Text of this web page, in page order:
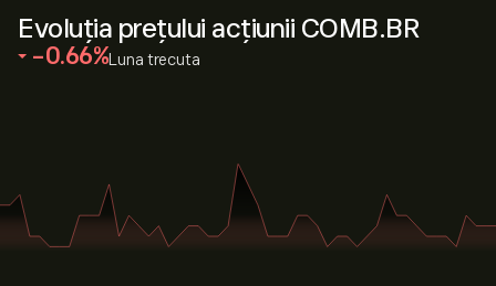
Evoluția prețului acțiunii COMB.BR
‎-0.66‎ Luna trecuta